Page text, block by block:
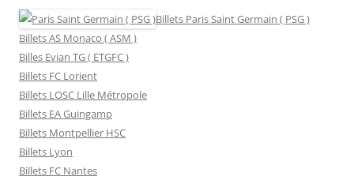
Billets Paris Saint Germain ( PSG )
Billets AS Monaco ( ASM )
Billes Evian TG ( ETGFC )
Billets FC Lorient
Billets LOSC Lille Métropole
Billets EA Guingamp
Billets Montpellier HSC
Billets Lyon
Billets FC Nantes